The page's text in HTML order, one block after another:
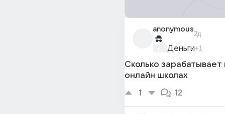
anonymous
2д
Деньги+1
Сколько зарабатывает
онлайн школах
1
12